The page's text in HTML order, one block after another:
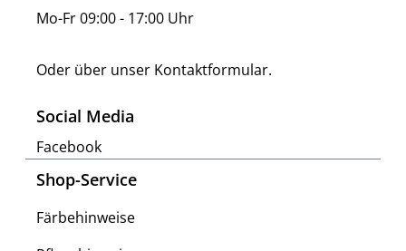
Mo-Fr 09:00 - 17:00 Uhr
Oder über unser Kontaktformular.
Social Media
Facebook
Shop-Service
Färbehinweise